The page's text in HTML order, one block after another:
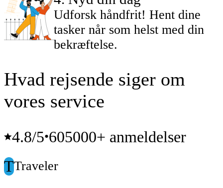
Udforsk håndfrit! Hent dine
tasker når som helst med din
bekræftelse.
Hvad rejsende siger om
vores service
4.8/5•605000+ anmeldelser
TTraveler